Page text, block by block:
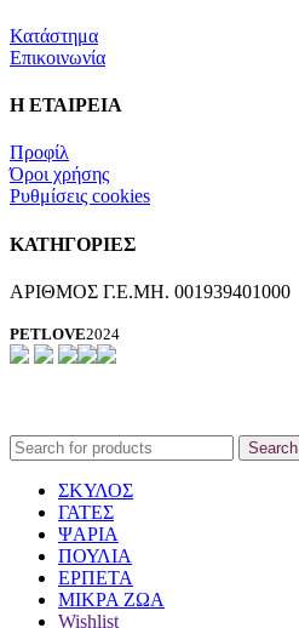
Κατάστημα
Επικοινωνία
Η ΕΤΑΙΡΕΙΑ
Προφίλ
Όροι χρήσης
Ρυθμίσεις cookies
ΚΑΤΗΓΟΡΙΕΣ
ΑΡΙΘΜΟΣ Γ.Ε.ΜΗ. 001939401000
PETLOVE2024
Search
ΣΚΥΛΟΣ
ΓΑΤΕΣ
ΨΑΡΙΑ
ΠΟΥΛΙΑ
ΕΡΠΕΤΑ
ΜΙΚΡΑ ΖΩΑ
Wishlist